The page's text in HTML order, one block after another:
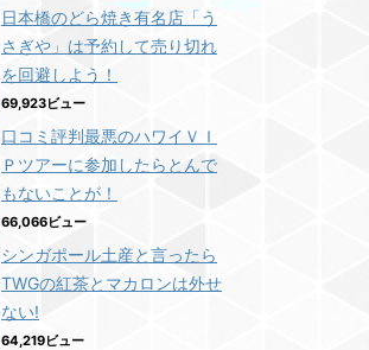
日本橋のどら焼き有名店「う
さぎや」は予約して売り切れ
を回避しよう！
69,923ビュー
口コミ評判最悪のハワイＶＩ
Ｐツアーに参加したらとんで
もないことが！
66,066ビュー
シンガポール土産と言ったら
TWGの紅茶とマカロンは外せ
ない!
64,219ビュー